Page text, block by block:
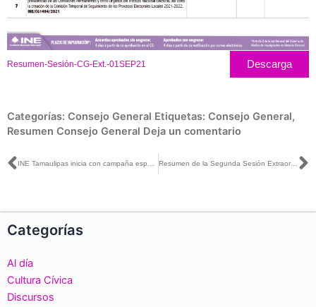
Resumen-Sesión-CG-Ext.-01SEP21 Descarga
Categorías: Consejo General Etiquetas: Consejo General,
Resumen Consejo General Deja un comentario
Ant Resumen de la Segunda Sesión Extraordinaria del Consejo General, 1 de septiembre de 2021
Categorías
Al día
Cultura Cívica
Discursos